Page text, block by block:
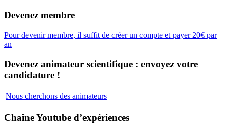
Devenez membre
Pour devenir membre, il suffit de créer un compte et payer 20€ par
an
Devenez animateur scientifique : envoyez votre
candidature !
Nous cherchons des animateurs
Chaîne Youtube d’expériences